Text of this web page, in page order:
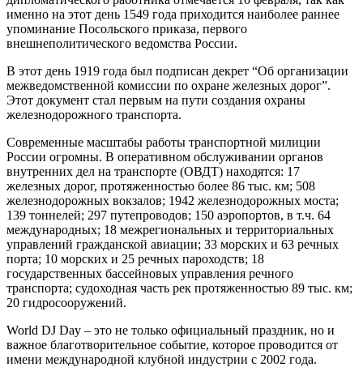
именно на этот день 1549 года приходится наиболее раннее
упоминание Посольского приказа, первого
внешнеполитического ведомства России.
В этот день 1919 года был подписан декрет “Об организации
межведомственной комиссии по охране железных дорог”.
Этот документ стал первым на пути создания охраны
железнодорожного транспорта.
Современные масштабы работы транспортной милиции
России огромны. В оперативном обслуживании органов
внутренних дел на транспорте (ОВДТ) находятся: 17
железных дорог, протяженностью более 86 тыс. км; 508
железнодорожных вокзалов; 1942 железнодорожных моста;
139 тоннелей; 297 путепроводов; 150 аэропортов, в т.ч. 64
международных; 18 межрегиональных и территориальных
управлений гражданской авиации; 33 морских и 63 речных
порта; 10 морских и 25 речных пароходств; 18
государственных бассейновых управления речного
транспорта; судоходная часть рек протяженностью 89 тыс. км;
20 гидросооружений.
World DJ Day – это не только официальный праздник, но и
важное благотворительное событие, которое проводится от
имени международной клубной индустрии с 2002 года.